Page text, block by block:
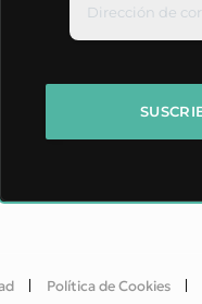
Política de Cookies